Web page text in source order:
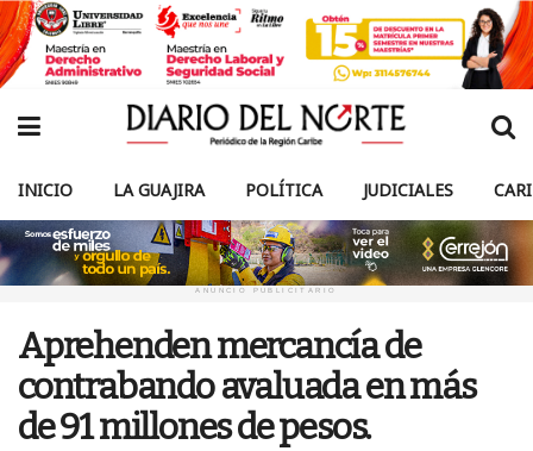
INICIO LA GUAJIRA POLÍTICA JUDICIALES
ANUNCIO PUBLICITARIO
Aprehenden mercancía de
contrabando avaluada en más
de 91 millones de pesos.